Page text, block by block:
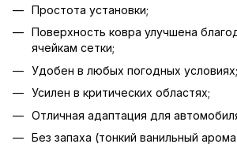
Простота установки;
Поверхность ковра улучшена
ячейкам сетки;
Удобен в любых погодных условиях;
Усилен в критических областях;
Отличная адаптация для
Без запаха (тонкий ванильный